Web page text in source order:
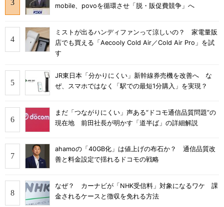
mobile、povoを循環させ「脱・販促費競争」へ
ミストが出るハンディファンって涼しいの？ 家電量販
店でも買える「Aecooly Cold Air／Cold Air Pro」を試
す
JR東日本「分かりにくい」新幹線券売機を改善へ な
ぜ、スマホではなく「駅での最短1分購入」を実現？
まだ「つながりにくい」声ある“ドコモ通信品質問題”の
現在地 前田社長が明かす「道半ば」の詳細解説
ahamoの「40GB化」は値上げの布石か？ 通信品質改
善と料金設定で揺れるドコモの戦略
なぜ？ カーナビが「NHK受信料」対象になるワケ 課
金されるケースと徴収を免れる方法